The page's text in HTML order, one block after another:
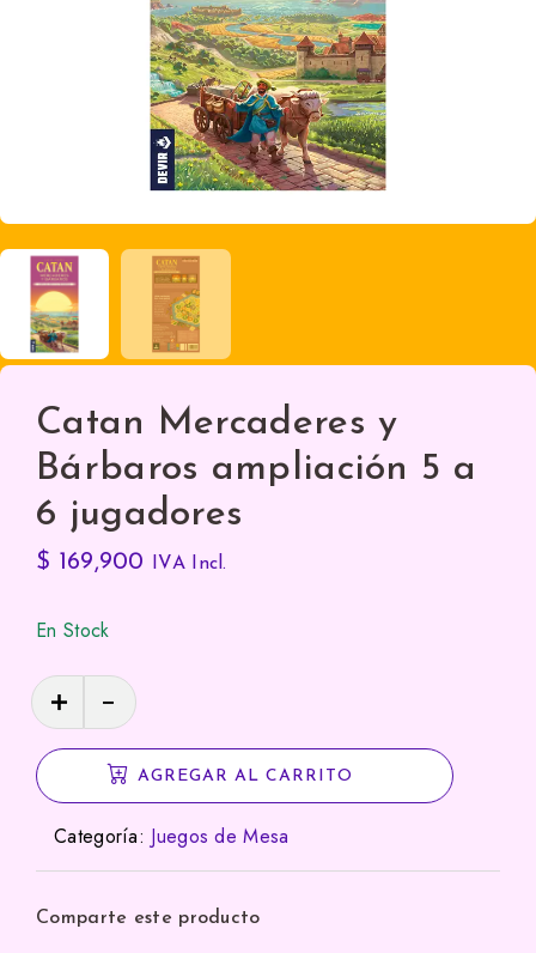
Catan Mercaderes y
Bárbaros ampliación 5 a
6 jugadores
$ 169,900 IVA Incl.
En Stock
y
Bárbaros
5
a
AGREGAR AL CARRITO
Categoría: Juegos de Mesa
Comparte este producto